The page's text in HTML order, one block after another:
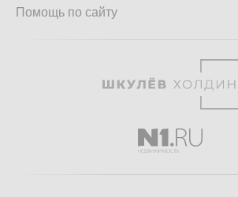
Помощь по сайту